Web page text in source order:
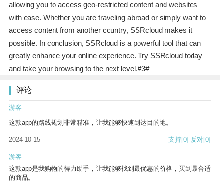
allowing you to access geo-restricted content and websites
with ease. Whether you are traveling abroad or simply want to
access content from another country, SSRcloud makes it
possible. In conclusion, SSRcloud is a powerful tool that can
greatly enhance your online experience. Try SSRcloud today
and take your browsing to the next level.#3#
评论
游客
这款app的路线规划非常精准，让我能够快速到达目的地。
2024-10-15 支持[0] 反对[0]
游客
这款app是我购物的得力助手，让我能够找到最优惠的价格，买到最合适
的商品。